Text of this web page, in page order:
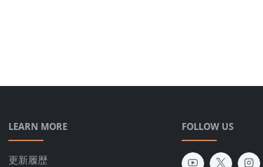
LEARN MORE
更新履歴
FOLLOW US